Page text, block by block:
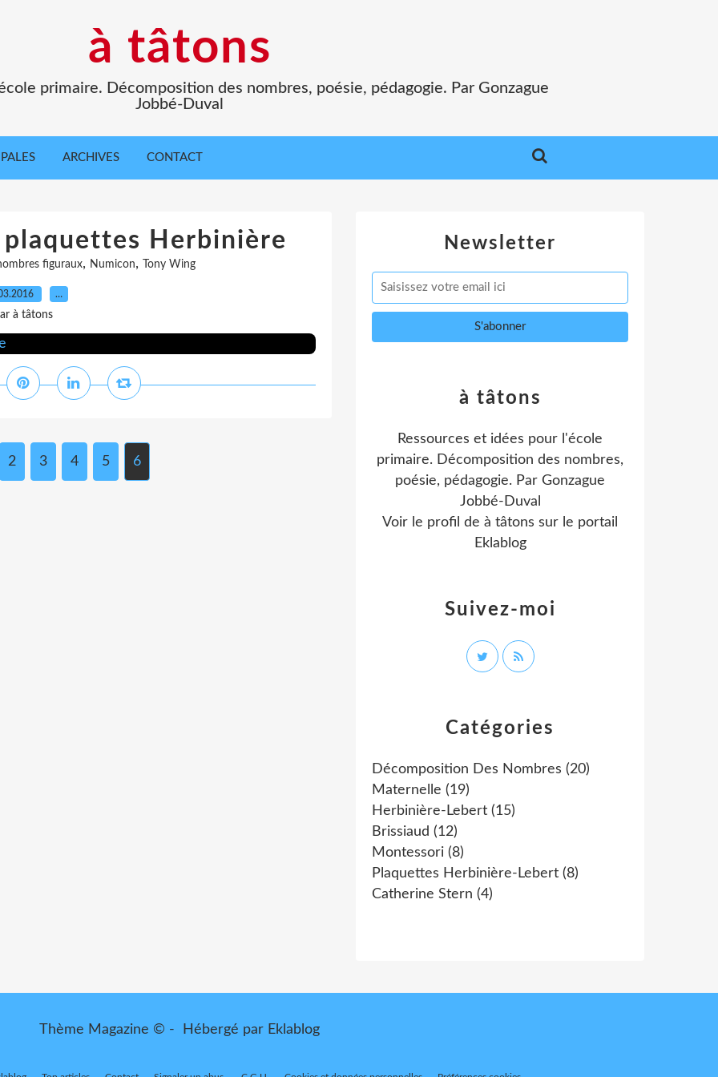
à tâtons
primaire. Décomposition des nombres, poésie, pédagogie. Par Gonzague
Jobbé-Duval
ARCHIVES CONTACT
Herbinière
figuraux, Numicon, Tony Wing
…
à tâtons
2 3 4 5 6
Newsletter
Catégories
Décomposition Des Nombres (20)
Maternelle (19)
Herbinière-Lebert (15)
Brissiaud (12)
Montessori (8)
Plaquettes Herbinière-Lebert (8)
Catherine Stern (4)
à tâtons
Ressources et idées pour l'école
primaire. Décomposition des nombres,
poésie, pédagogie. Par Gonzague
Jobbé-Duval
Voir le profil de à tâtons sur le portail
Eklablog
Suivez-moi
Thème Magazine © - Hébergé par Eklablog